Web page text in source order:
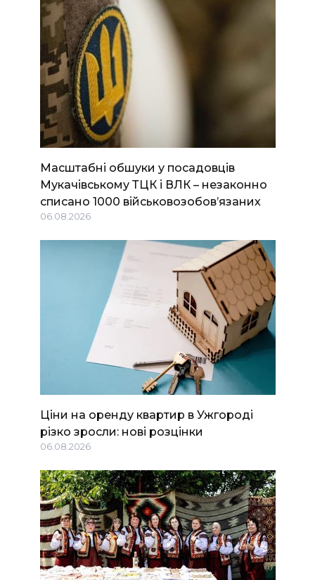
Масштабні обшуки у посадовців
Мукачівському ТЦК і ВЛК – незаконно
списано 1000 військовозобов’язаних
06.08.2026
Ціни на оренду квартир в Ужгороді
різко зросли: нові розцінки
06.08.2026